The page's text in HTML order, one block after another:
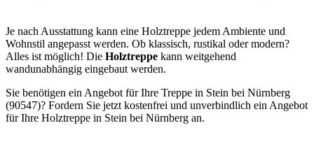
Je nach Ausstattung kann eine Holztreppe jedem Ambiente und
Wohnstil angepasst werden. Ob klassisch, rustikal oder modern?
Alles ist möglich! Die Holztreppe kann weitgehend
wandunabhängig eingebaut werden.
Sie benötigen ein Angebot für Ihre Treppe in Stein bei Nürnberg
(90547)? Fordern Sie jetzt kostenfrei und unverbindlich ein Angebot
für Ihre Holztreppe in Stein bei Nürnberg an.